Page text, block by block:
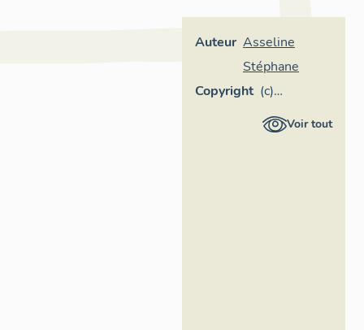
Auteur Asseline
Stéphane
Copyright (c)
StéphaneVoir tout